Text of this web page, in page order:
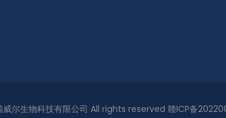
威尔生物科技有限公司 All rights reserved 赣ICP备